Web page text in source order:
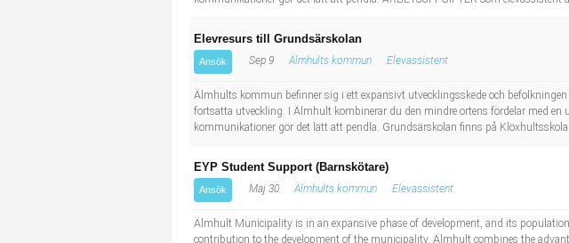
Elevresurs till Grundsärskolan
Ansök Sep 9 Älmhults kommun Elevassistent
Älmhults kommun befinner sig i ett expansivt utvecklingsskede och
fortsatta utveckling. I Älmhult kombinerar du den mindre ortens fördelar med
kommunikationer gör det lätt att pendla. Grundsärskolan finns på
EYP Student Support (Barnskötare)
Ansök Maj 30 Älmhults kommun Elevassistent
Älmhult Municipality is in an expansive phase of development, and its
contribution to the development of the municipality. Älmhult combines the